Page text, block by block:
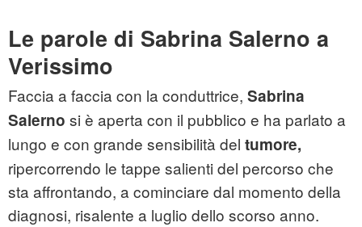
Le parole di Sabrina Salerno a
Verissimo
Faccia a faccia con la conduttrice, Sabrina
Salerno si è aperta con il pubblico e ha parlato a
lungo e con grande sensibilità del tumore,
ripercorrendo le tappe salienti del percorso che
sta affrontando, a cominciare dal momento della
diagnosi, risalente a luglio dello scorso anno.